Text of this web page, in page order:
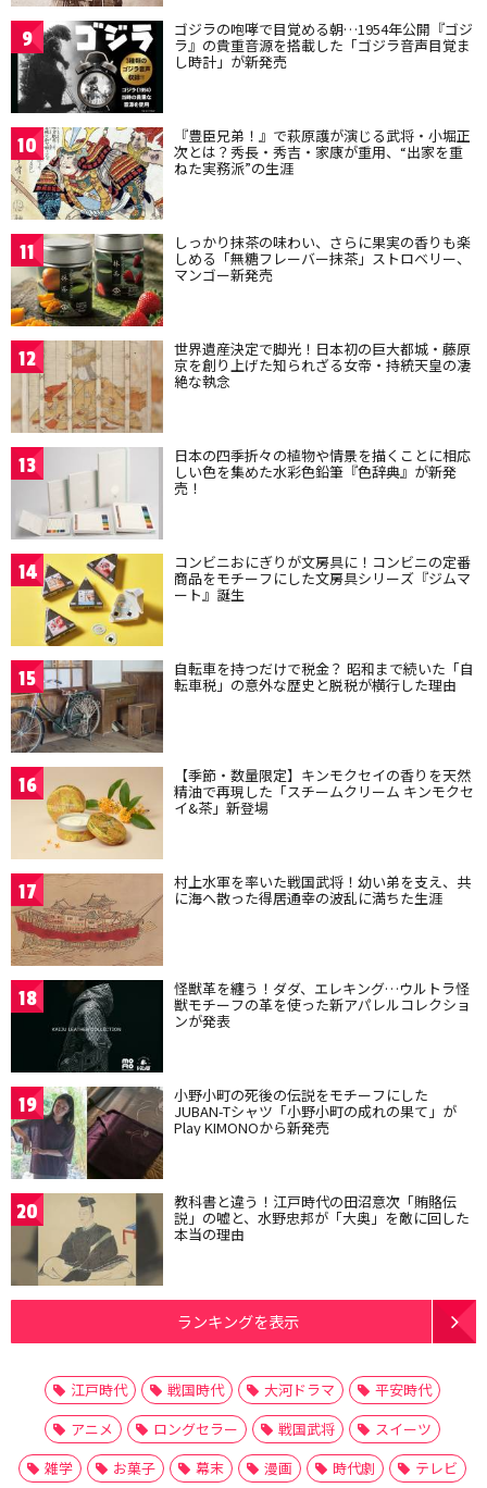
9 ゴジラの咆哮で目覚める朝…1954年公開『ゴジ
ラ』の貴重音源を搭載した「ゴジラ音声目覚ま
し時計」が新発売
10 『豊臣兄弟！』で萩原護が演じる武将・小堀正
次とは？秀長・秀吉・家康が重用、“出家を重
ねた実務派”の生涯
11 しっかり抹茶の味わい、さらに果実の香りも楽
しめる「無糖フレーバー抹茶」ストロベリー、
マンゴー新発売
12 世界遺産決定で脚光！日本初の巨大都城・藤原
京を創り上げた知られざる女帝・持統天皇の凄
絶な執念
13 日本の四季折々の植物や情景を描くことに相応
しい色を集めた水彩色鉛筆『色辞典』が新発
売！
14 コンビニおにぎりが文房具に！コンビニの定番
商品をモチーフにした文房具シリーズ『ジムマ
ート』誕生
15 自転車を持つだけで税金？ 昭和まで続いた「自
転車税」の意外な歴史と脱税が横行した理由
16 【季節・数量限定】キンモクセイの香りを天然
精油で再現した「スチームクリーム キンモクセ
イ&茶」新登場
17 村上水軍を率いた戦国武将！幼い弟を支え、共
に海へ散った得居通幸の波乱に満ちた生涯
18 怪獣革を纏う！ダダ、エレキング…ウルトラ怪
獣モチーフの革を使った新アパレルコレクショ
ンが発表
19 小野小町の死後の伝説をモチーフにした
JUBAN-Tシャツ「小野小町の成れの果て」が
Play KIMONOから新発売
20 教科書と違う！江戸時代の田沼意次「賄賂伝
説」の嘘と、水野忠邦が「大奥」を敵に回した
本当の理由
ランキングを表示
江戸時代 戦国時代 大河ドラマ
平安時代
アニメ
ロングセラー 戦国武将
スイーツ
雑学
お菓子 幕末 漫画 時代劇
テレビ